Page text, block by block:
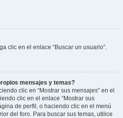
clic en el enlace “Buscar un usuario”.
mensajes y temas?
clic en “Mostrar sus mensajes” en el
clic en el enlace “Mostrar sus
de perfil, o haciendo clic en el menú
del foro. Para buscar sus temas, utilice